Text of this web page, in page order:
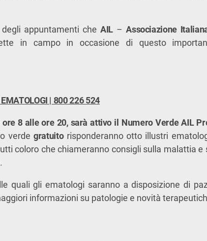
appuntamenti cheAIL–Associazione
in campo in occasione di questo
| 800 226 524
8 alle ore 20, sarà attivo il Numero Verde AIL
verdegratuitorisponderanno otto illustri
coloro che chiameranno consigli sulla malattia e
quali gli ematologi saranno a disposizione di
informazioni su patologie e novità